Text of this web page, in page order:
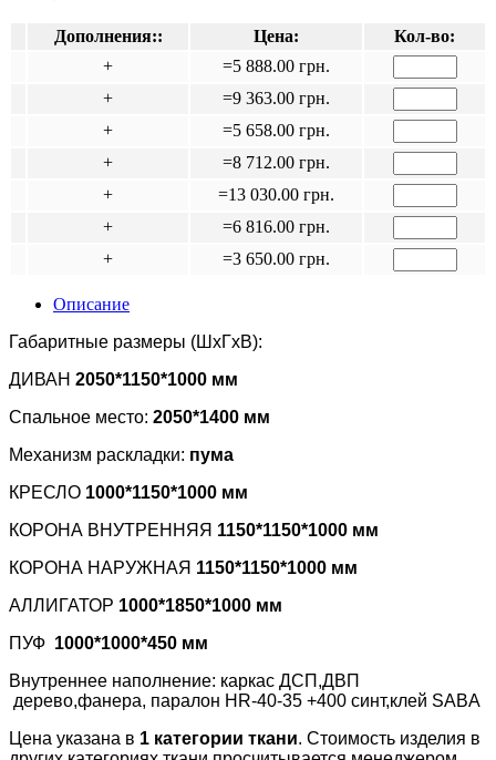
Дополнения:: Цена:
Кол-во:
+
=5 888.00 грн.
+
=9 363.00 грн.
+
=5 658.00 грн.
+
=8 712.00 грн.
+
=13 030.00 грн.
+
=6 816.00 грн.
+
=3 650.00 грн.
Описание
Габаритные размеры (ШхГхВ):
ДИВАН 2050*1150*1000 мм
Спальное место: 2050*1400 мм
Механизм раскладки: пума
КРЕСЛО 1000*1150*1000 мм
КОРОНА ВНУТРЕННЯЯ 1150*1150*1000 мм
КОРОНА НАРУЖНАЯ 1150*1150*1000 мм
АЛЛИГАТОР 1000*1850*1000 мм
ПУФ 1000*1000*450 мм
Внутреннее наполнение: каркас ДСП,ДВП
дерево,фанера, паралон НR-40-35 +400 синт,клей SABA
Цена указана в 1 категории ткани. Стоимость изделия в